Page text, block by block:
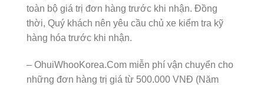
toàn bộ giá trị đơn hàng trước khi nhận. Đồng
thời, Quý khách nên yêu cầu chủ xe kiểm tra kỹ
hàng hóa trước khi nhận.
– OhuiWhooKorea.Com miễn phí vận chuyển cho
những đơn hàng trị giá từ 500.000 VNĐ (Năm